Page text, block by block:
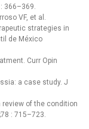
366–369.
VF, et al.
strategies in
de México
Curr Opin
a case study. J
review of the condition
: 715–723.